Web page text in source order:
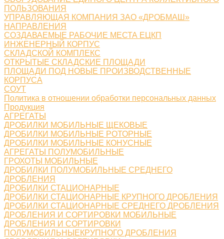
ПОЛЬЗОВАНИЯ
УПРАВЛЯЮЩАЯ КОМПАНИЯ ЗАО «ДРОБМАШ»
НАПРАВЛЕНИЯ
СОЗДАВАЕМЫЕ РАБОЧИЕ МЕСТА ЕЦКП
ИНЖЕНЕРНЫЙ КОРПУС
СКЛАДСКОЙ КОМПЛЕКС
ОТКРЫТЫЕ СКЛАДСКИЕ ПЛОЩАДИ
ПЛОЩАДИ ПОД НОВЫЕ ПРОИЗВОДСТВЕННЫЕ
КОРПУСА
СОУТ
Политика в отношении обработки персональных данных
Продукция
АГРЕГАТЫ
ДРОБИЛКИ МОБИЛЬНЫЕ ЩЕКОВЫЕ
ДРОБИЛКИ МОБИЛЬНЫЕ РОТОРНЫЕ
ДРОБИЛКИ МОБИЛЬНЫЕ КОНУСНЫЕ
АГРЕГАТЫ ПОЛУМОБИЛЬНЫЕ
ГРОХОТЫ МОБИЛЬНЫЕ
ДРОБИЛКИ ПОЛУМОБИЛЬНЫЕ СРЕДНЕГО
ДРОБЛЕНИЯ
ДРОБИЛКИ СТАЦИОНАРНЫЕ
ДРОБИЛКИ СТАЦИОНАРНЫЕ КРУПНОГО ДРОБЛЕНИЯ
ДРОБИЛКИ СТАЦИОНАРНЫЕ СРЕДНЕГО ДРОБЛЕНИЯ
ДРОБЛЕНИЯ И СОРТИРОВКИ МОБИЛЬНЫЕ
ДРОБЛЕНИЯ И СОРТИРОВКИ
ПОЛУМОБИЛЬНЫЕКРУПНОГО ДРОБЛЕНИЯ